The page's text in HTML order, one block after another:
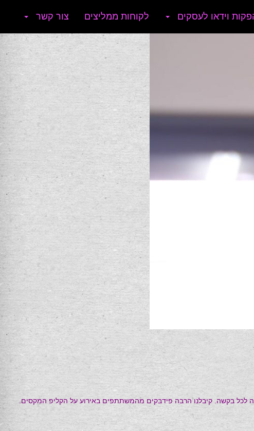
וידאו לעסקים לקוחות ממליצים צור קשר
לכל בקשה. קיבלנו הרבה פידבקים מהמשתתפים באירוע על הקליפ המקסים.